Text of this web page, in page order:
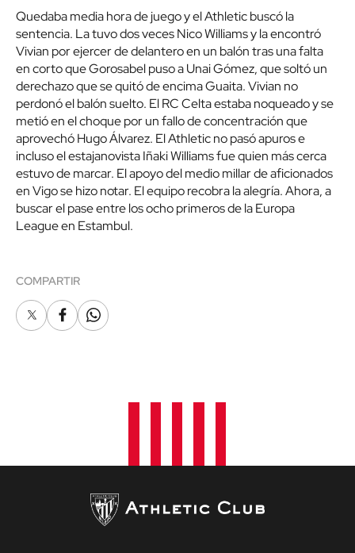
Quedaba media hora de juego y el Athletic buscó la
sentencia. La tuvo dos veces Nico Williams y la encontró
Vivian por ejercer de delantero en un balón tras una falta
en corto que Gorosabel puso a Unai Gómez, que soltó un
derechazo que se quitó de encima Guaita. Vivian no
perdonó el balón suelto. El RC Celta estaba noqueado y se
metió en el choque por un fallo de concentración que
aprovechó Hugo Álvarez. El Athletic no pasó apuros e
incluso el estajanovista Iñaki Williams fue quien más cerca
estuvo de marcar. El apoyo del medio millar de aficionados
en Vigo se hizo notar. El equipo recobra la alegría. Ahora, a
buscar el pase entre los ocho primeros de la Europa
League en Estambul.
COMPARTIR
X FacebookWhatsapp